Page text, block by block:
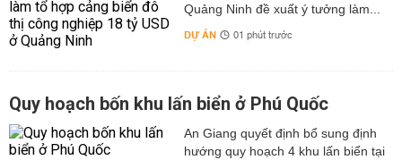
Quảng Ninh đề xuất ý tưởng làm...
DỰ ÁN 01 phút trước
Quy hoạch bốn khu lấn biển ở Phú Quốc
An Giang quyết định bổ sung định
hướng quy hoạch 4 khu lấn biển tại